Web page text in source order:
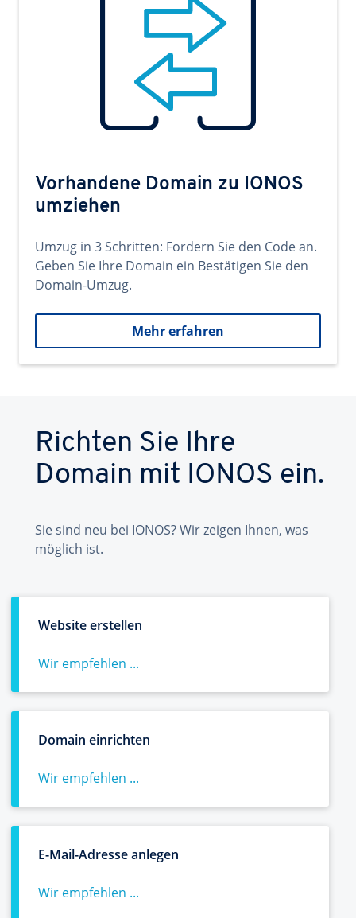
Vorhandene Domain zu IONOS
umziehen
Umzug in 3 Schritten: Fordern Sie den Code an.
Geben Sie Ihre Domain ein Bestätigen Sie den
Domain-Umzug.
Mehr erfahren
Richten Sie Ihre
Domain mit IONOS ein.
Sie sind neu bei IONOS? Wir zeigen Ihnen, was
möglich ist.
Website erstellen
Wir empfehlen ...
Domain einrichten
Wir empfehlen ...
E-Mail-Adresse anlegen
Wir empfehlen ...